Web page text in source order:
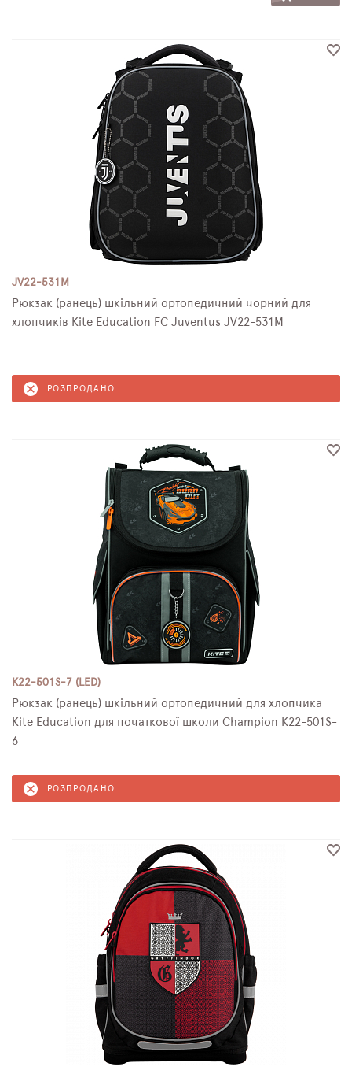
JV22-531M
Рюкзак (ранець) шкільний ортопедичний чорний для
хлопчиків Kite Education FC Juventus JV22-531M
РОЗПРОДАНО
K22-501S-7 (LED)
Рюкзак (ранець) шкільний ортопедичний для хлопчика
Kite Education для початкової школи Champion K22-501S-
6
РОЗПРОДАНО